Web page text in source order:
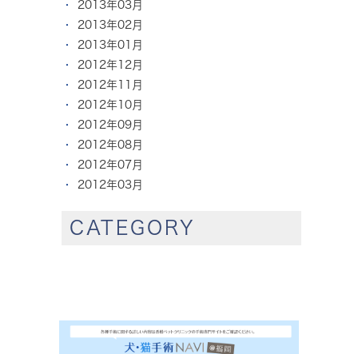
2013年03月
2013年02月
2013年01月
2012年12月
2012年11月
2012年10月
2012年09月
2012年08月
2012年07月
2012年03月
CATEGORY